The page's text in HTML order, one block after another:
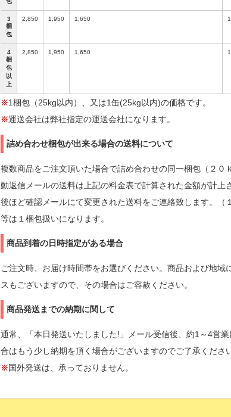
3
梱
包
2,850 1,950 1,650
4
梱
包
以
上
2,850 1,950 1,650
※1梱包（25kg以内）、又は1缶(25kg以内)の価格です。
※運送会社は弊社指定の運送会社になります。
詰め合わせ梱包が出来る場合の送料について
複数商品をご注文頂いた場合で詰め合わせの同一梱包（２
動返信メールの送料は上記の料金表で計算された金額が計上
後ほど確認メールにて変更された送料をご連絡致します。（
等は１梱包扱いになります。
商品到着の日時指定がある場合
ご注文時、お届け時間帯をお選びください。商品および地
スもございますので、その場合はご容赦ください。
商品発送までの納期に関して
通常、「本日発送いたしました!」メール受信後、約1～4営
合はもう少し納期を頂く場合がございますのでご了承ください
※ 国外発送は、承っておりません。